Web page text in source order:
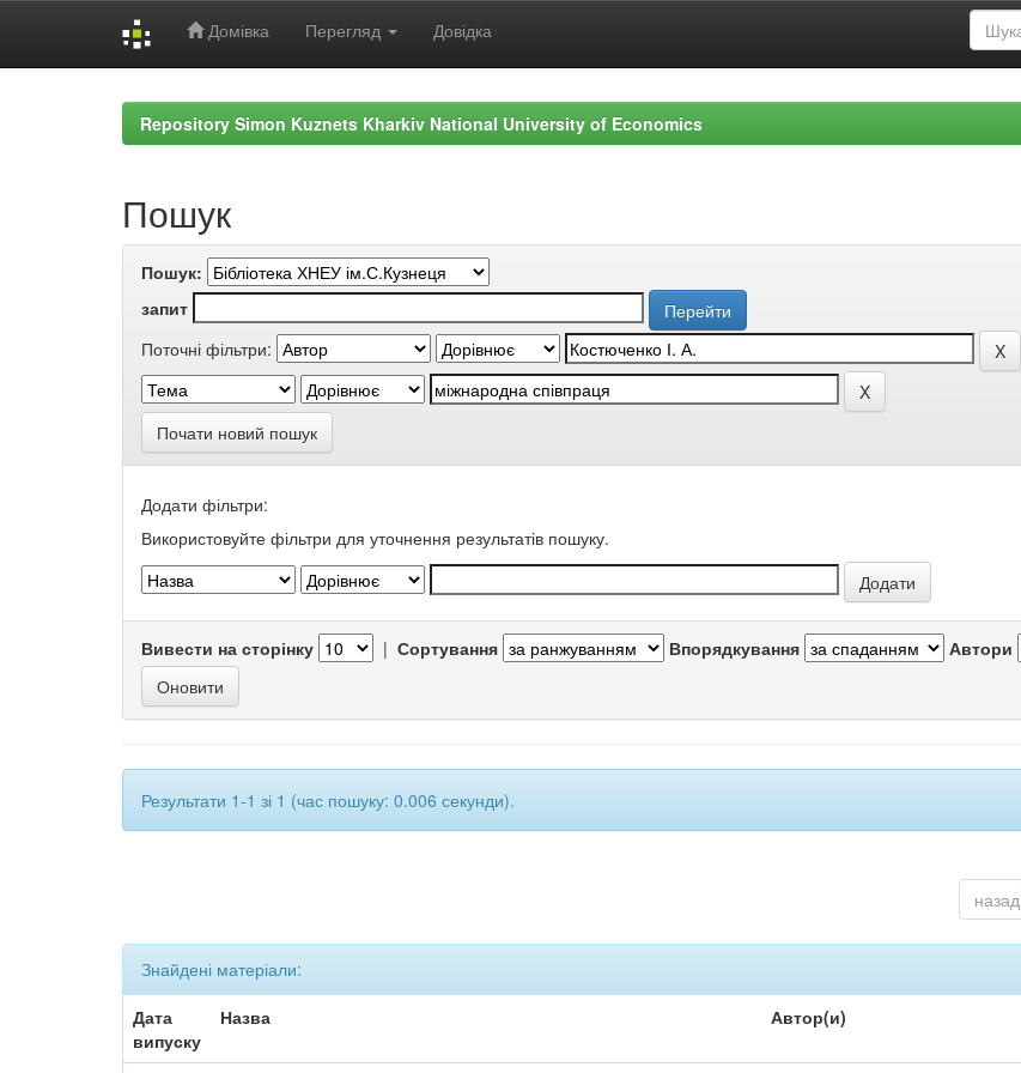
Домівка Перегляд Довідка
Repository Simon Kuznets Kharkiv National University of Economics
Пошук
Пошук:
запит
Поточні фільтри:
Почати новий пошук
Додати фільтри:
Використовуйте фільтри для уточнення результатів пошуку.
Вивести на сторінку | Сортування Впорядкування Автори
Результати 1-1 зі 1 (час пошуку: 0.006 секунди).
назад
Знайдені матеріали:
Дата
випуску
Назва Автор(и)